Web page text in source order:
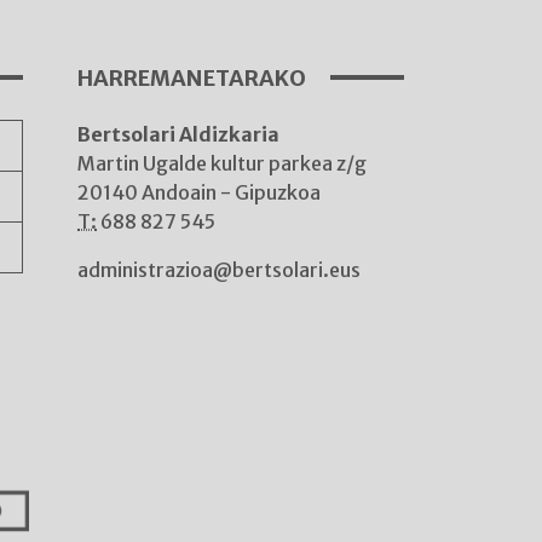
HARREMANETARAKO
Bertsolari Aldizkaria
Martin Ugalde kultur parkea z/g
20140 Andoain - Gipuzkoa
T: 688 827 545
administrazioa@bertsolari.eus